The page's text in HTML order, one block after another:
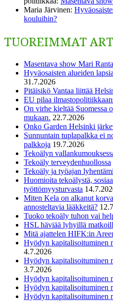
Maria Järvinen:
kouluihin?
TUOREIMMAT
Masentava show Mari
Hyväosaisten alueiden
31.7.2026
Pitäisikö Vantaa liittää
EU pilaa
On virhe kieltää Suomessa
mukaan. 22.7.2026
Onko Garden Helsinki
Sunnuntain tuplapalkka ei
palkkoja 19.7.2026
Tekoälyn
Tekoäly terveydenhuollossa
Tekoäly ja työajan
Huomioita tekoälystä,
työttömyysturvasta
Miten Kela on alkanut
annosteltavia lääkkeitä?
Tuoko tekoäly tuhon vai
HSL häviää lyhyillä
Mitä ajattelen HIFK:in
Hyödyn kapitalisoituminen
4.7.2026
Hyödyn kapitalisoituminen
3.7.2026
Hyödyn kapitalisoituminen
Hyödyn kapitalisoituminen
Hyödyn kapitalisoituminen